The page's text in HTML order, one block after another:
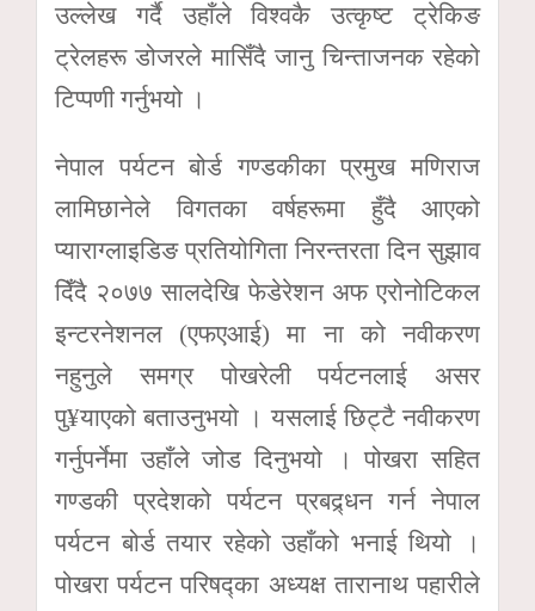
उल्लेख गर्दै उहाँले विश्वकै उत्कृष्ट ट्रेकिङ
ट्रेलहरू डोजरले मासिँदै जानु चिन्ताजनक रहेको
टिप्पणी गर्नुभयो ।
नेपाल पर्यटन बोर्ड गण्डकीका प्रमुख मणिराज
लामिछानेले विगतका वर्षहरूमा हुँदै आएको
प्याराग्लाइडिङ प्रतियोगिता निरन्तरता दिन सुझाव
दिँदै २०७७ सालदेखि फेडेरेशन अफ एरोनोटिकल
इन्टरनेशनल (एफएआई) मा ना को नवीकरण
नहुनुले समग्र पोखरेली पर्यटनलाई असर
पु¥याएको बताउनुभयो । यसलाई छिट्टै नवीकरण
गर्नुपर्नेमा उहाँले जोड दिनुभयो । पोखरा सहित
गण्डकी प्रदेशको पर्यटन प्रबद्र्धन गर्न नेपाल
पर्यटन बोर्ड तयार रहेको उहाँको भनाई थियो ।
पोखरा पर्यटन परिषद्का अध्यक्ष तारानाथ पहारीले